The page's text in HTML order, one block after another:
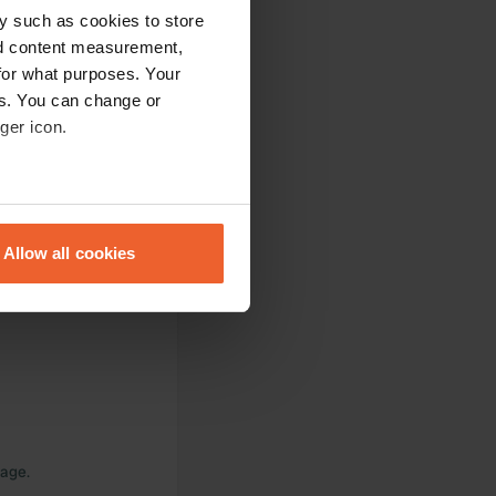
such as cookies to store
content measurement,
what purposes. Your
You can change or
icon.
meters
our traffic. We also share
may combine it with
Allow all cookies